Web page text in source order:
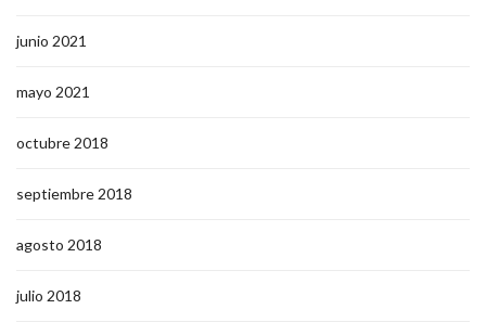
junio 2021
mayo 2021
octubre 2018
septiembre 2018
agosto 2018
julio 2018